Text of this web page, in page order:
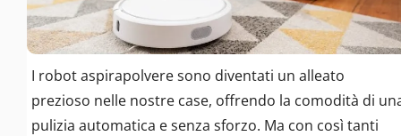
I robot aspirapolvere sono diventati un alleato
prezioso nelle nostre case, offrendo la comodità di
pulizia automatica e senza sforzo. Ma con così tanti